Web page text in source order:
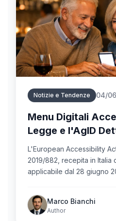
Notizie e Tendenze 04/
Menu Digitali
Legge e l'AgID
L'European Accessibility
2019/882, recepita in Italia
applicabile dal 28 giugno
sull'accessibilità dei servizi
menu QR rimanda a un
consumatori, quel menu
Marco Bianchi
Author